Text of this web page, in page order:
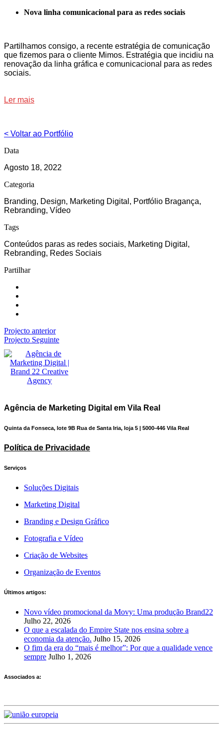
Nova linha comunicacional para as redes sociais
Partilhamos consigo, a recente estratégia de comunicação
que fizemos para o cliente Mimos. Estratégia que incidiu na
renovação da linha gráfica e comunicacional para as redes
sociais.
Ler mais
< Voltar ao Portfólio
Data
Agosto 18, 2022
Categoria
Branding, Design, Marketing Digital, Portfólio Bragança,
Rebranding, Vídeo
Tags
Conteúdos paras as redes sociais, Marketing Digital,
Rebranding, Redes Sociais
Partilhar
Projecto anterior
Projecto Seguinte
Agência de Marketing Digital em Vila Real
Quinta da Fonseca, lote 9B Rua de Santa Iria, loja 5 | 5000-446 Vila Real
Política de Privacidade
Serviços
Soluções Digitais
Marketing Digital
Branding e Design Gráfico
Fotografia e Vídeo
Criação de Websites
Organização de Eventos
Últimos artigos:
Novo vídeo promocional da Movy: Uma produção Brand22
Julho 22, 2026
O que a escalada do Empire State nos ensina sobre a
economia da atenção. Julho 15, 2026
O fim da era do “mais é melhor”: Por que a qualidade vence
sempre Julho 1, 2026
Associados a: